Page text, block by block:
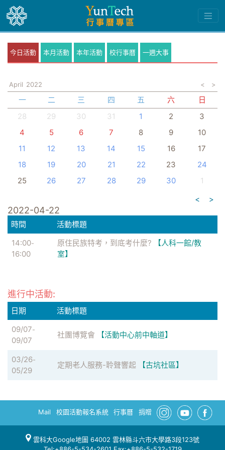
今日活動 本月活動 本年活動 校行事曆 一週大事
April 2022 < >
一 二 三 四 五 六
日
28
29 30 31 1 2
3
4
5 6 7 8 9
10
11
12 13 14 15 16
17
18
19 20 21 22 23
24
25
26 27 28 29 30
1
<
>
2022-04-22
時間
活動標題
14:00-
16:00
原住民族特考，到底考什麼?
【人科一館/教
室】
進行中活動:
日期
活動標題
09/07-
09/07
社團博覽會 【活動中心前中軸道】
03/26-
05/29
定期老人服務-聆聲響起 【古坑社區】
Mail 校園活動報名系統 行事曆 捐贈
雲科大Google地圖 64002 雲林縣斗六市大學路3段123號